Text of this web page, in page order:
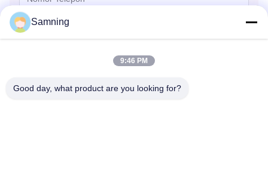
Samning
9:46 PM
Good day, what product are you looking for?